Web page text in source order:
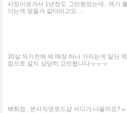
사정이생겨서 1년정도 그만뒀었는데.. 제가
가는게 맞을거 같더라고요....
30살 되기전에 제 매장 하나 가지는게 일단
점으로 갈지 상당히 고민됩니다ㅜㅜㅜ
백화점 , 본사직영로드샵 어디가 나을까요?